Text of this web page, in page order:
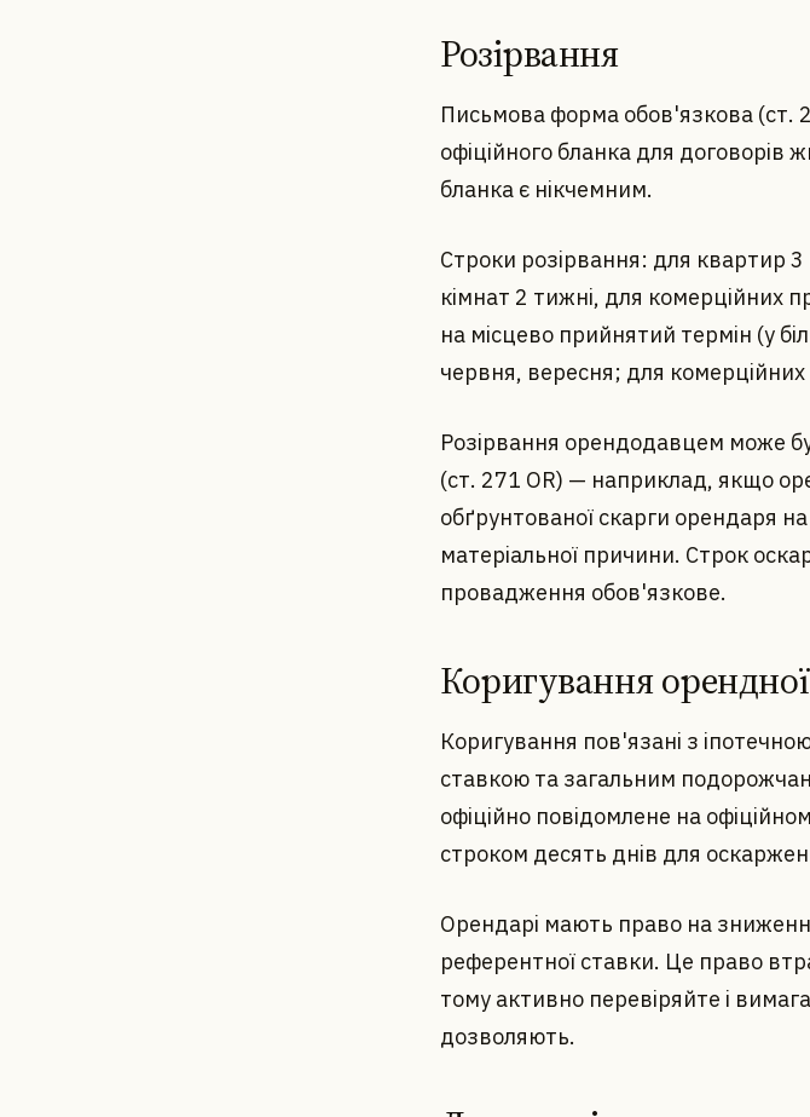
Розірвання
Письмова форма обов'язкова (ст.
офіційного бланка для договорів
бланка є нікчемним.
Строки розірвання: для квартир
кімнат 2 тижні, для комерційних
на місцево прийнятий термін (у
червня, вересня; для
Розірвання орендодавцем може
(ст. 271 OR) — наприклад, якщо
обґрунтованої скарги орендаря
матеріальної причини. Строк
провадження обов'язкове.
Коригування
Коригування пов'язані з
ставкою та загальним
офіційно повідомлене на
строком десять днів для
Орендарі мають право на
референтної ставки. Це право
тому активно перевіряйте і
дозволяють.